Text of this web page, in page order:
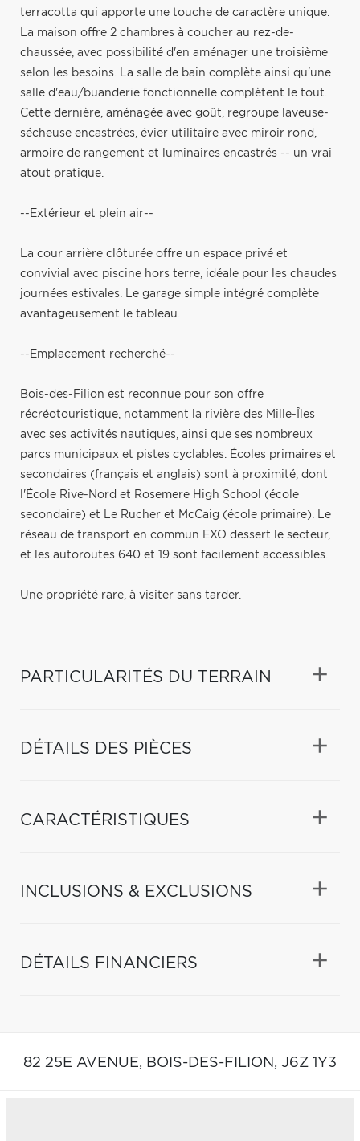
terracotta qui apporte une touche de caractère unique.
La maison offre 2 chambres à coucher au rez-de-
chaussée, avec possibilité d'en aménager une troisième
selon les besoins. La salle de bain complète ainsi qu'une
salle d'eau/buanderie fonctionnelle complètent le tout.
Cette dernière, aménagée avec goût, regroupe laveuse-
sécheuse encastrées, évier utilitaire avec miroir rond,
armoire de rangement et luminaires encastrés -- un vrai
atout pratique.
--Extérieur et plein air--
La cour arrière clôturée offre un espace privé et
convivial avec piscine hors terre, idéale pour les chaudes
journées estivales. Le garage simple intégré complète
avantageusement le tableau.
--Emplacement recherché--
Bois-des-Filion est reconnue pour son offre
récréotouristique, notamment la rivière des Mille-Îles
avec ses activités nautiques, ainsi que ses nombreux
parcs municipaux et pistes cyclables. Écoles primaires et
secondaires (français et anglais) sont à proximité, dont
l'École Rive-Nord et Rosemere High School (école
secondaire) et Le Rucher et McCaig (école primaire). Le
réseau de transport en commun EXO dessert le secteur,
et les autoroutes 640 et 19 sont facilement accessibles.
Une propriété rare, à visiter sans tarder.
PARTICULARITÉS DU TERRAIN
DÉTAILS DES PIÈCES
CARACTÉRISTIQUES
INCLUSIONS & EXCLUSIONS
DÉTAILS FINANCIERS
82 25E AVENUE, BOIS-DES-FILION, J6Z 1Y3